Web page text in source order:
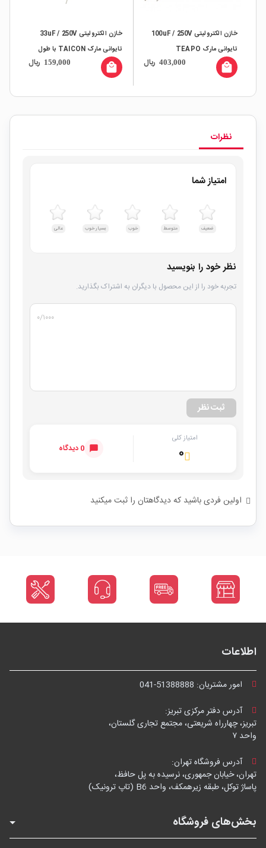
خازن الکترولیتی 100uF / 250V
تایوانی مارک TEAPO
403,000 ریال local_mall
خازن الکترولیتی 33uF / 250V
تایوانی مارک TAICON با طول
عمر بالا
159,000 ریال local_mall
نظرات
امتیاز شما
ضعیف متوسط خوب بسیار خوب عالی
نظر خود را بنویسید
تجربه خود را از این محصول با دیگران به اشتراک بگذارید.
۰/۱۰۰۰
ثبت نظر
امتیاز کلی
۰ 0 دیدگاه
اولین فردی باشید که دیدگاهتان را ثبت میکنید
اطلاعات
امور مشتریان: 041-51388888
آدرس دفتر مرکزی تبریز:
تبریز، چهارراه شریعتی، مجتمع تجاری گلستان،
واحد ۷
آدرس فروشگاه تهران:
تهران، خیابان جمهوری، نرسیده به پل حافظ،
پاساژ توکل، طبقه زیرهمکف، واحد B6 (تاپ ترونیک)
بخش‌های فروشگاه